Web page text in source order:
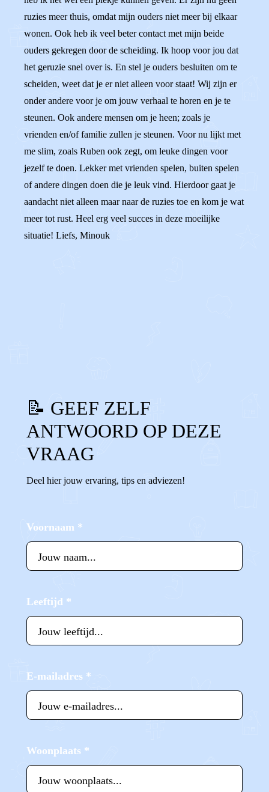
ruzies meer thuis, omdat mijn ouders niet meer bij elkaar
wonen. Ook heb ik veel beter contact met mijn beide
ouders gekregen door de scheiding. Ik hoop voor jou dat
het geruzie snel over is. En stel je ouders besluiten om te
scheiden, weet dat je er niet alleen voor staat! Wij zijn er
onder andere voor je om jouw verhaal te horen en je te
steunen. Ook andere mensen om je heen; zoals je
vrienden en/of familie zullen je steunen. Voor nu lijkt met
me slim, zoals Ruben ook zegt, om leuke dingen voor
jezelf te doen. Lekker met vrienden spelen, buiten spelen
of andere dingen doen die je leuk vind. Hierdoor gaat je
aandacht niet alleen maar naar de ruzies toe en kom je wat
meer tot rust. Heel erg veel succes in deze moeilijke
situatie! Liefs, Minouk
📝 GEEF ZELF
ANTWOORD OP DEZE
VRAAG
Deel hier jouw ervaring, tips en adviezen!
Voornaam *
Leeftijd *
E-mailadres *
Woonplaats *